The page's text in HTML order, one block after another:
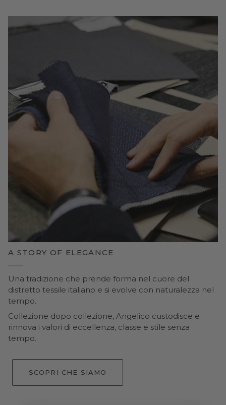
A STORY OF ELEGANCE
Una tradizione che prende forma nel cuore del
distretto tessile italiano e si evolve con naturalezza nel
tempo.
Collezione dopo collezione, Angelico custodisce e
rinnova i valori di eccellenza, classe e stile senza
tempo.
SCOPRI CHE SIAMO